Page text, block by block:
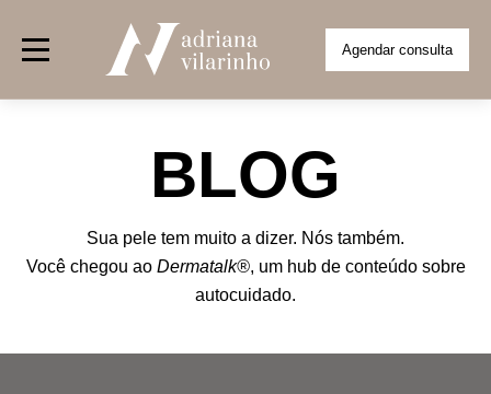
Corpo Clínico
Clínico Banco de colágeno Facial Capilares
Centro Cirúrgico
Blog
Agendar consulta
BLOG
Sua pele tem muito a dizer. Nós também.
Você chegou ao Dermatalk®, um hub de conteúdo sobre
autocuidado.